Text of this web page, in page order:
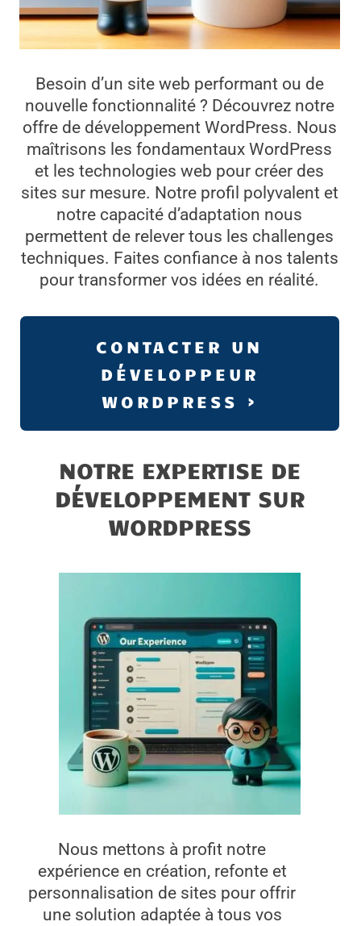
Besoin d’un site web performant ou de
nouvelle fonctionnalité ? Découvrez notre
offre de développement WordPress. Nous
maîtrisons les fondamentaux WordPress
et les technologies web pour créer des
sites sur mesure. Notre profil polyvalent et
notre capacité d’adaptation nous
permettent de relever tous les challenges
techniques. Faites confiance à nos talents
pour transformer vos idées en réalité.
CONTACTER UN
DÉVELOPPEUR
WORDPRESS ›
NOTRE EXPERTISE DE
DÉVELOPPEMENT SUR
WORDPRESS
Nous mettons à profit notre
expérience en création, refonte et
personnalisation de sites pour offrir
une solution adaptée à tous vos